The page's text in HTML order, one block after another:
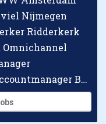
Nijmegen
Ridderkerk
Omnichannel
Checkpoint Systems Key Accountmanager Benelux